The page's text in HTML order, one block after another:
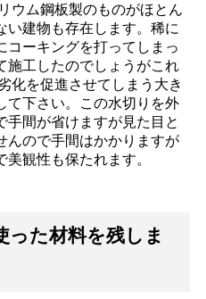
ウム鋼板製のものがほとん
い建物も存在します。稀に
コーキングを打ってしまっ
施工したのでしょうがこれ
化を促進させてしまう大き
て下さい。この水切りを外
手間が省けますが見た目と
んので手間はかかりますが
観性も保たれます。
った材料を残しま